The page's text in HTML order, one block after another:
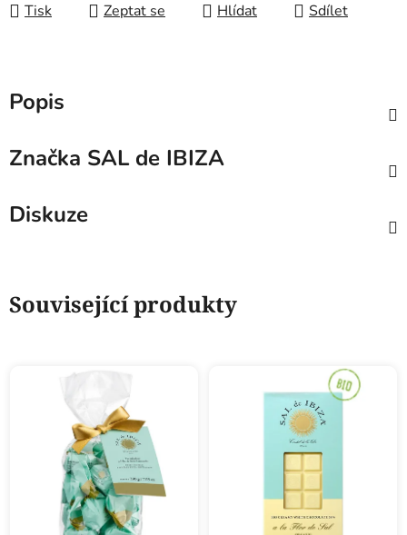
Tisk Zeptat se Hlídat Sdílet
Popis
Značka SAL de IBIZA
Diskuze
Související produkty